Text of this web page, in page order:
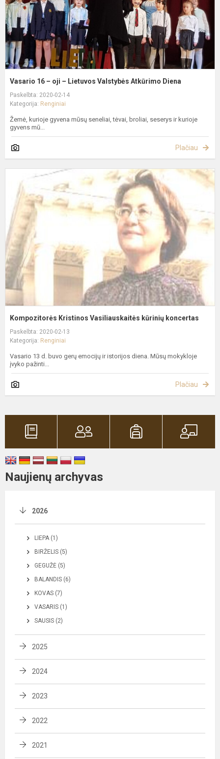
Vasario 16 – oji – Lietuvos Valstybės Atkūrimo Diena
Paskelbta: 2020-02-14
Kategorija: Renginiai
Žemė, kurioje gyvena mūsų seneliai, tėvai, broliai, seserys ir kurioje
gyvens mū...
Plačiau
Kompozitorės Kristinos Vasiliauskaitės kūrinių koncertas
Paskelbta: 2020-02-13
Kategorija: Renginiai
Vasario 13 d. buvo gerų emocijų ir istorijos diena. Mūsų mokykloje
įvyko pažinti...
Plačiau
Naujienų archyvas
2026
LIEPA (1)
BIRŽELIS (5)
GEGUŽĖ (5)
BALANDIS (6)
KOVAS (7)
VASARIS (1)
SAUSIS (2)
2025
2024
2023
2022
2021